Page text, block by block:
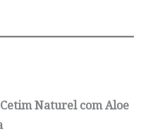
Naturel com Aloe